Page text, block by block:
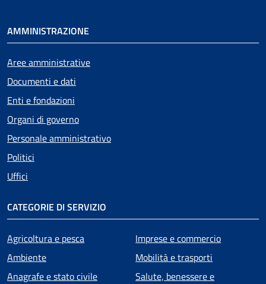
AMMINISTRAZIONE
Aree amministrative
Documenti e dati
Enti e fondazioni
Organi di governo
Personale amministrativo
Politici
Uffici
CATEGORIE DI SERVIZIO
Agricoltura e pesca
Ambiente
Anagrafe e stato civile
Imprese e commercio
Mobilità e trasporti
Salute, benessere e